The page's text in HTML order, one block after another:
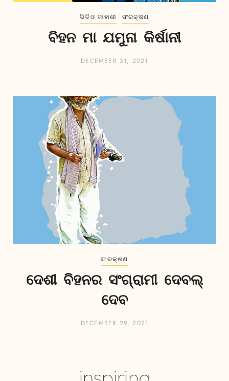
ଭିଡିଓ କାହାଣୀ ସଂରକ୍ଷଣ
ବିହନ ମା ଯମୁନା କିର୍ଷାନୀ
DECEMBER 31, 2021
ସଂରକ୍ଷଣ
ଦେଶୀ ବିହନର ସଂଗ୍ରାମୀ ଦେବଲ୍
ଦେବ
DECEMBER 29, 2021